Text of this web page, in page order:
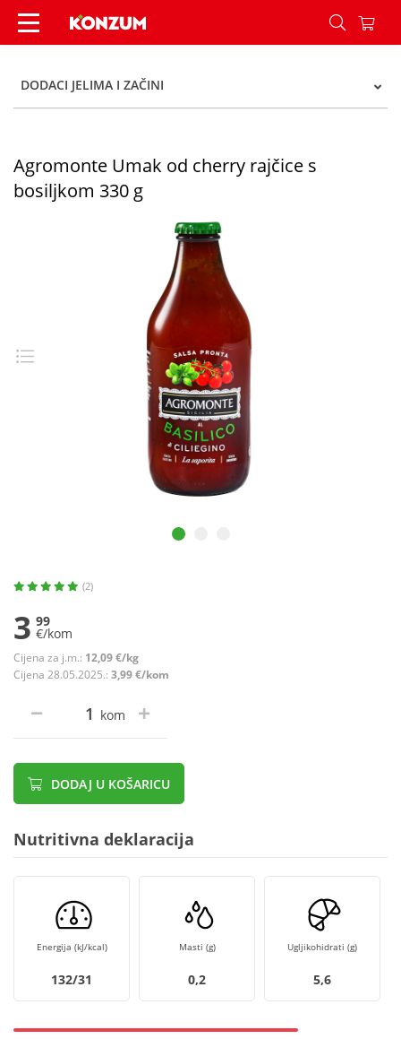
Agromonte Umak od cherry rajčice s bosiljkom
DODACI JELIMA I ZAČINI
Agromonte Umak od cherry rajčice s
bosiljkom 330 g
(2)
3 99
€/kom
Cijena za j.m.: 12,09 €/kg
Cijena 28.05.2025.: 3,99 €/kom
kom
DODAJ U KOŠARICU
Nutritivna deklaracija
Energija (kJ/kcal)
132/31
Masti (g)
0,2
Ugljikohidrati (g)
5,6